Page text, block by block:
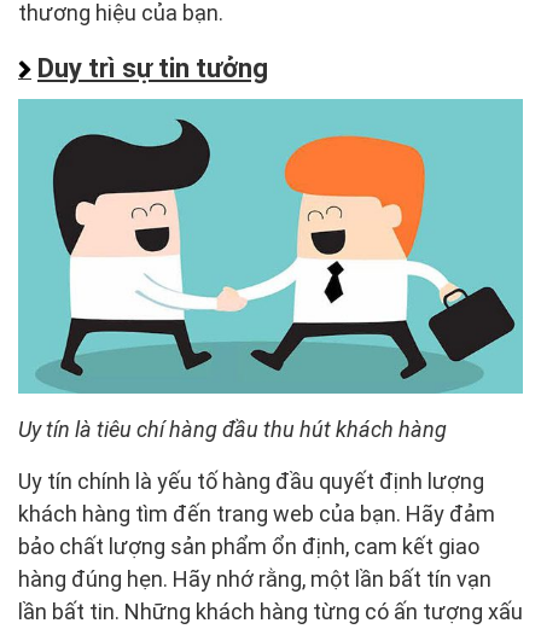
thương hiệu của bạn.
Duy trì sự tin tưởng
Uy tín là tiêu chí hàng đầu thu hút khách hàng
Uy tín chính là yếu tố hàng đầu quyết định lượng
khách hàng tìm đến trang web của bạn. Hãy đảm
bảo chất lượng sản phẩm ổn định, cam kết giao
hàng đúng hẹn. Hãy nhớ rằng, một lần bất tín vạn
lần bất tin. Những khách hàng từng có ấn tượng xấu